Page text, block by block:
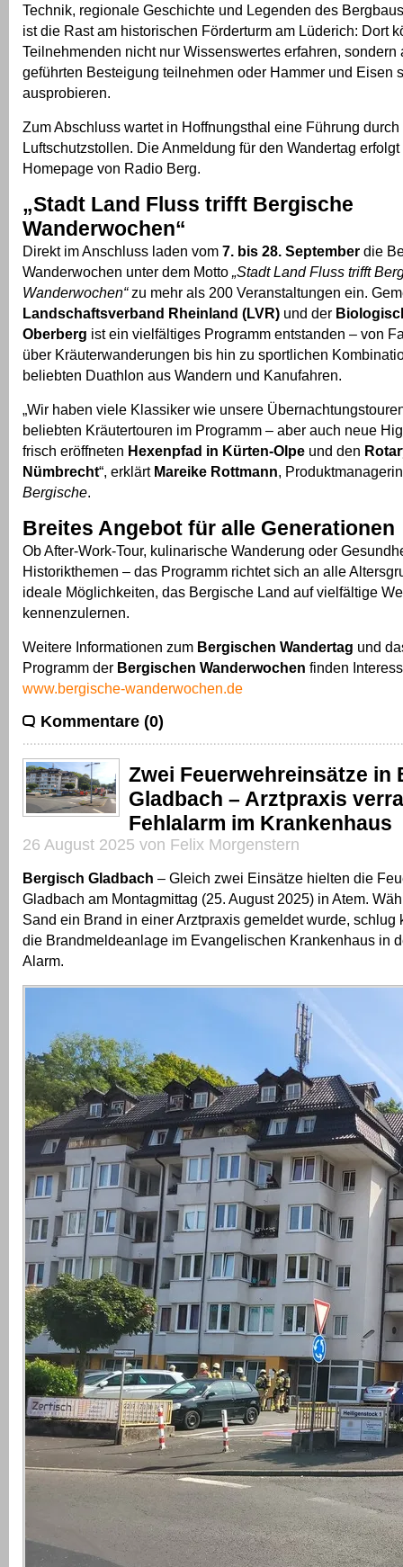
Technik, regionale Geschichte und Legenden des
ist die Rast am historischen Förderturm am Lüderich: Dort
Teilnehmenden nicht nur Wissenswertes erfahren, sondern
geführten Besteigung teilnehmen oder Hammer und Eisen
ausprobieren.
Zum Abschluss wartet in Hoffnungsthal eine Führung
Luftschutzstollen. Die Anmeldung für den Wandertag
Homepage von Radio Berg.
„Stadt Land Fluss trifft Bergische
Wanderwochen“
Direkt im Anschluss laden vom 7. bis 28. September die
Wanderwochen unter dem Motto „Stadt Land Fluss trifft
Wanderwochen“zu mehr als 200 Veranstaltungen ein.
Landschaftsverband Rheinland (LVR) und der
Oberberg ist ein vielfältiges Programm entstanden – von
über Kräuterwanderungen bis hin zu sportlichen
beliebten Duathlon aus Wandern und Kanufahren.
„Wir haben viele Klassiker wie unsere
beliebten Kräutertouren im Programm – aber auch neue
frisch eröffneten Hexenpfad in Kürten-Olpe und den
Nümbrecht“, erklärt Mareike Rottmann ,
Bergische
Breites Angebot für alle Generationen
Ob After-Work-Tour, kulinarische Wanderung oder
Historikthemen – das Programm richtet sich an alle
ideale Möglichkeiten, das Bergische Land auf vielfältige
kennenzulernen.
Weitere Informationen zum Bergischen Wandertag und
Programm der Bergischen Wanderwochen finden
www.bergische-wanderwochen.de
Kommentare (0)
Zwei Feuerwehreinsätze in
Gladbach – Arztpraxis
Fehlalarm im Krankenhaus
26 August 2025 von Felix Morgenstern
Bergisch Gladbach – Gleich zwei Einsätze hielten die
Gladbach am Montagmittag (25. August 2025) in Atem.
Sand ein Brand in einer Arztpraxis gemeldet wurde, schlug
die Brandmeldeanlage im Evangelischen Krankenhaus in
Alarm.